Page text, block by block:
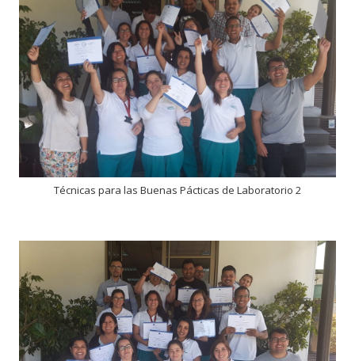
Técnicas para las Buenas Pácticas de Laboratorio 2